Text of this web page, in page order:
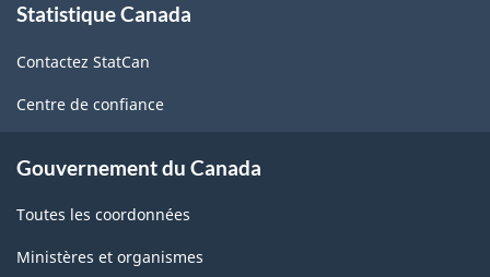
propos
ce
site
Statistique Canada
Contactez StatCan
Centre de confiance
Gouvernement du Canada
Toutes les coordonnées
Ministères et organismes